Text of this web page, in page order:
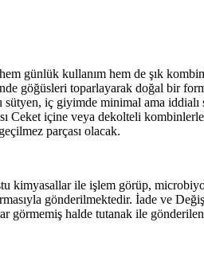
günlük kullanım hem de şık
göğüsleri toparlayarak doğal bir
sütyen, iç giyimde minimal ama
Ceket içine veya dekolteli
parçası olacak.
kimyasallar ile işlem görüp,
gönderilmektedir. İade ve
görmemiş halde tutanak ile